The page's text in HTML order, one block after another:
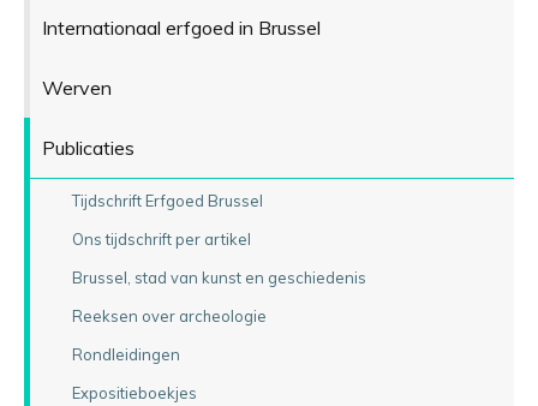
Internationaal erfgoed in Brussel
Werven
Publicaties
Tijdschrift Erfgoed Brussel
Ons tijdschrift per artikel
Brussel, stad van kunst en geschiedenis
Reeksen over archeologie
Rondleidingen
Expositieboekjes